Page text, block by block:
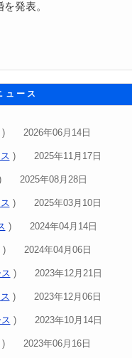
発表。
ュース
) 2026年06月14日
) 2025年11月17日
2025年08月28日
) 2025年03月10日
) 2024年04月14日
) 2024年04月06日
) 2023年12月21日
) 2023年12月06日
) 2023年10月14日
) 2023年06月16日